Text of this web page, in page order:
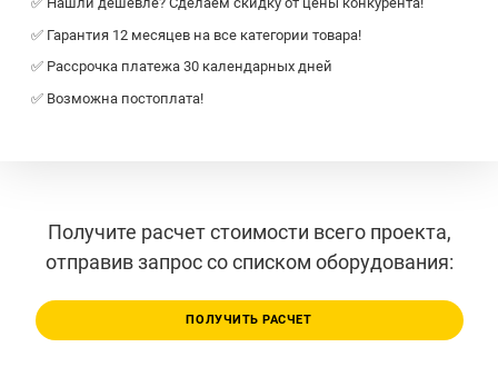
✅ Гарантия 12 месяцев на все категории товара!
✅ Рассрочка платежа 30 календарных дней
✅ Возможна постоплата!
Получите расчет стоимости всего проекта,
отправив запрос со списком оборудования:
ПОЛУЧИТЬ РАСЧЕТ